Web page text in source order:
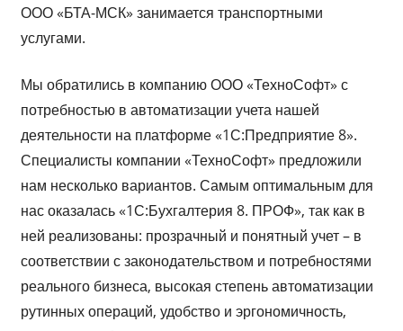
ООО «БТА-МСК» занимается транспортными
услугами.
Мы обратились в компанию ООО «ТехноСофт» с
потребностью в автоматизации учета нашей
деятельности на платформе «1С:Предприятие 8».
Специалисты компании «ТехноСофт» предложили
нам несколько вариантов. Самым оптимальным для
нас оказалась «1С:Бухгалтерия 8. ПРОФ», так как в
ней реализованы: прозрачный и понятный учет – в
соответствии с законодательством и потребностями
реального бизнеса, высокая степень автоматизации
рутинных операций, удобство и эргономичность,